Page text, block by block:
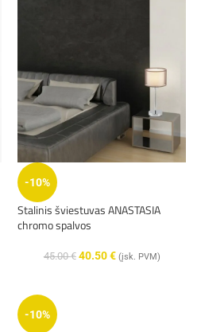
-10%
Stalinis šviestuvas ANASTASIA
chromo spalvos
45.00€ 40.50€ (įsk. PVM)
-10%